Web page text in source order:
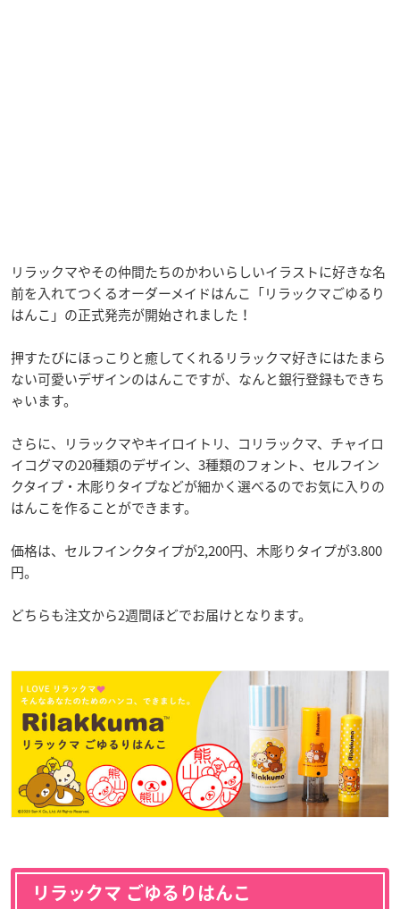
リラックマやその仲間たちのかわいらしいイラストに好きな名
前を入れてつくるオーダーメイドはんこ「リラックマごゆるり
はんこ」の正式発売が開始されました！
押すたびにほっこりと癒してくれるリラックマ好きにはたまら
ない可愛いデザインのはんこですが、なんと銀行登録もできち
ゃいます。
さらに、リラックマやキイロイトリ、コリラックマ、チャイロ
イコグマの20種類のデザイン、3種類のフォント、セルフイン
クタイプ・木彫りタイプなどが細かく選べるのでお気に入りの
はんこを作ることができます。
価格は、セルフインクタイプが2,200円、木彫りタイプが3.800
円。
どちらも注文から2週間ほどでお届けとなります。
リラックマ ごゆるりはんこ